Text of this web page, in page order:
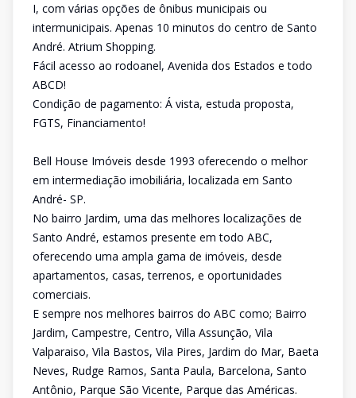
I, com várias opções de ônibus municipais ou
intermunicipais. Apenas 10 minutos do centro de Santo
André. Atrium Shopping.
Fácil acesso ao rodoanel, Avenida dos Estados e todo
ABCD!
Condição de pagamento: Á vista, estuda proposta,
FGTS, Financiamento!
Bell House Imóveis desde 1993 oferecendo o melhor
em intermediação imobiliária, localizada em Santo
André- SP.
No bairro Jardim, uma das melhores localizações de
Santo André, estamos presente em todo ABC,
oferecendo uma ampla gama de imóveis, desde
apartamentos, casas, terrenos, e oportunidades
comerciais.
E sempre nos melhores bairros do ABC como; Bairro
Jardim, Campestre, Centro, Villa Assunção, Vila
Valparaiso, Vila Bastos, Vila Pires, Jardim do Mar, Baeta
Neves, Rudge Ramos, Santa Paula, Barcelona, Santo
Antônio, Parque São Vicente, Parque das Américas.